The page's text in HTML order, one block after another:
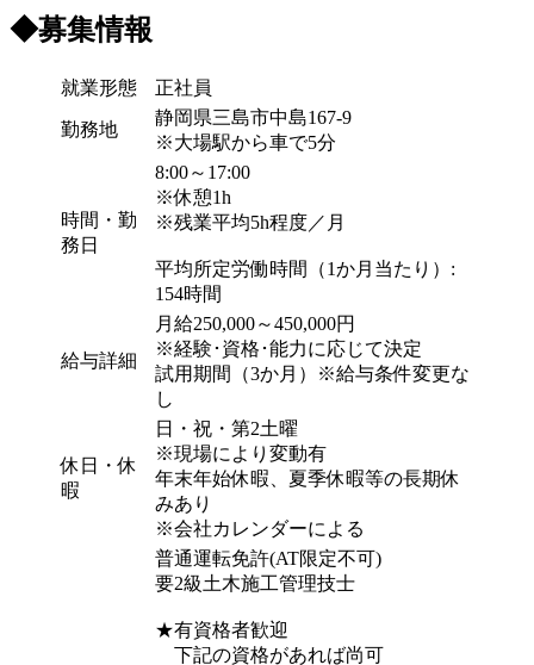
◆募集情報
就業形態 正社員
勤務地
静岡県三島市中島167-9
※大場駅から車で5分
時間・勤
務日
8:00～17:00
※休憩1h
※残業平均5h程度／月
平均所定労働時間（1か月当たり）:
154時間
給与詳細
月給250,000～450,000円
※経験･資格･能力に応じて決定
試用期間（3か月）※給与条件変更な
し
休日・休
暇
日・祝・第2土曜
※現場により変動有
年末年始休暇、夏季休暇等の長期休
みあり
※会社カレンダーによる
普通運転免許(AT限定不可)
要2級土木施工管理技士
★有資格者歓迎
下記の資格があれば尚可